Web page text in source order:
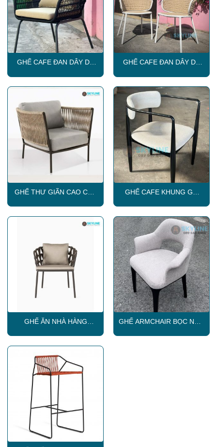
GHẾ CAFE ĐAN DÂY DÙ
GHẾ CAFE ĐAN DÂY DÙ
GHẾ THƯ GIÃN CAO CẤP
GHẾ CAFE KHUNG GỖ
GHẾ ĂN NHÀ HÀNG
GHẾ ARMCHAIR BỌC NỆM